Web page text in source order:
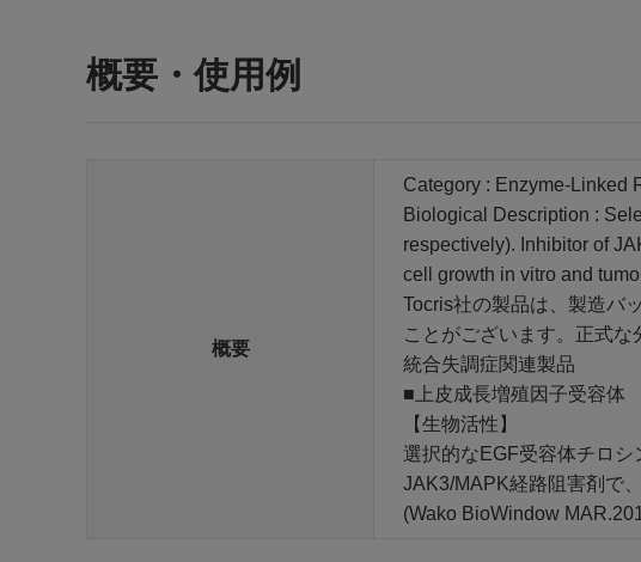
概要・使用例
概要
Category : Enzyme-Linked
Biological Description :
respectively). Inhibitor of
cell growth in vitro and
Tocris社の製品は、製造バ
ことがございます。正式な
統合失調症関連製品
■上皮成長増殖因子受容体
【生物活性】
選択的なEGF受容体チロ
JAK3/MAPK経路阻害剤で
(Wako BioWindow